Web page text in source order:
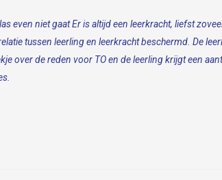
even niet gaat Er is altijd een leerkracht, liefst
tussen leerling en leerkracht beschermd.De
over de reden voor TO en de leerling krijgt een